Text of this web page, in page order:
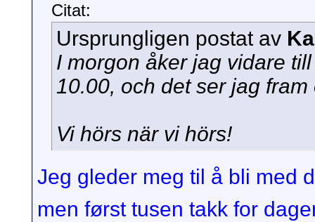
Citat:
Ursprungligen postat av
I morgon åker jag vidare
10.00, och det ser jag
Vi hörs när vi hörs!
Jeg gleder meg til å bli med
men først tusen takk for